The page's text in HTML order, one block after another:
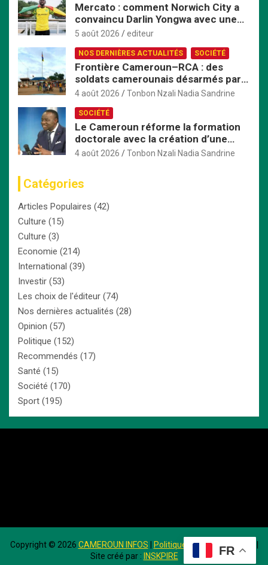
Mercato : comment Norwich City a
convaincu Darlin Yongwa avec une
offre irrésistible
5 août 2026 editeur
NOS DERNIÈRES ACTUALITÉS SOCIÉTÉ
Frontière Cameroun–RCA : des
soldats camerounais désarmés par
les FACA, la tension monte
4 août 2026 Tonbon Nzali Nadia Sandrine
SOCIÉTÉ
Le Cameroun réforme la formation
doctorale avec la création d’une
Commission nationale dédiée
4 août 2026 Tonbon Nzali Nadia Sandrine
Catégories
Articles Populaires (42)
Culture (15)
Culture (3)
Economie (214)
International (39)
Investir (53)
Les choix de l'éditeur (74)
Nos dernières actualités (28)
Opinion (57)
Politique (152)
Recommendés (17)
Santé (15)
Société (170)
Sport (195)
FR
Copyright © 2026 CAMEROUN INFOS Politique de Confidentialité
Site créé par : INSKPIRE